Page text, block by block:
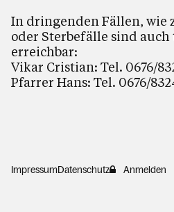
In dringenden Fällen, wie
oder Sterbefälle sind
erreichbar:
Vikar Cristian: Tel. 0676/
Pfarrer Hans: Tel. 0676/
ImpressumDatenschutz Anmelden